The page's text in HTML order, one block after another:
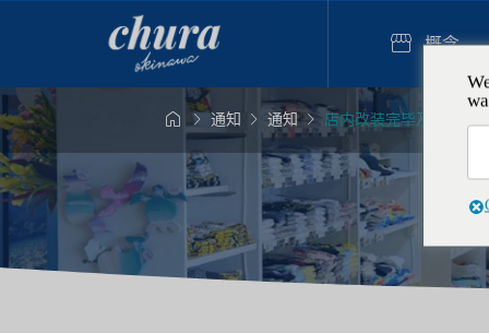
 概念
一无二！日
烛体验
树脂艺
情侣·夫
中制作“

通知  通知 店内改装完毕及重新开